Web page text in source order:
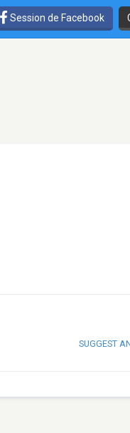
Session de Facebook
SUGGEST